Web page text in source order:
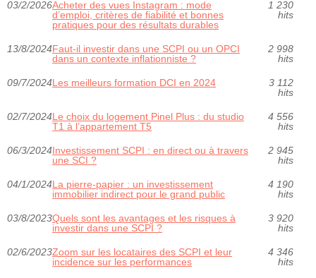
03/2/2026Acheter des vues Instagram : mode
d’emploi, critères de fiabilité et bonnes
pratiques pour des résultats durables
1 230
hits
13/8/2024Faut-il investir dans une SCPI ou un OPCI
dans un contexte inflationniste ?
2 998
hits
09/7/2024Les meilleurs formation DCI en 2024
3 112
hits
02/7/2024Le choix du logement Pinel Plus : du studio
T1 à l’appartement T5
4 556
hits
06/3/2024Investissement SCPI : en direct ou à travers
une SCI ?
2 945
hits
04/1/2024La pierre-papier : un investissement
immobilier indirect pour le grand public
4 190
hits
03/8/2023Quels sont les avantages et les risques à
investir dans une SCPI ?
3 920
hits
02/6/2023Zoom sur les locataires des SCPI et leur
incidence sur les performances
4 346
hits